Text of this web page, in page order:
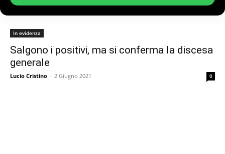
In evidenza
Salgono i positivi, ma si conferma la discesa
generale
Lucio Cristino - 2 Giugno 2021 0